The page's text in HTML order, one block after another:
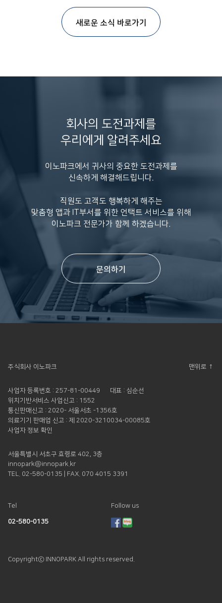
새로운 소식 바로가기
회사의 도전과제를
우리에게 알려주세요
이노파크에서 귀사의 중요한 도전과제를
신속하게 해결해드립니다.
직원도 고객도 행복하게 해주는
맞춤형 앱과 IT부서를 위한 언택트 서비스를 위해
이노파크 전문가가 함께 하겠습니다.
문의하기
주식회사 이노파크 맨위로 ↑
사업자 등록번호 : 257-81-00449
대표 : 심순선
위치기반서비스 사업신고 : 1552
통신판매신고 : 2020- 서울서초 -1356호
의료기기 판매업 신고 : 제 2020-3210034-00085호
사업자 정보 확인
서울특별시 서초구 효령로 402, 3층
innopark@innopark.kr
TEL. 02-580-0135 | FAX. 070 4015 3391
Tel
02-580-0135
Follow us
Copyrightⓒ INNOPARK All rights reserved.